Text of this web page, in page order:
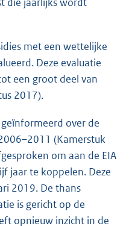
die jaarlijks wordt
met een wettelijke
Deze evaluatie
een groot deel van
2017).
over de
(Kamerstuk
om aan de EIA
jaar te koppelen. Deze
2019. De thans
is gericht op de
opnieuw inzicht in de